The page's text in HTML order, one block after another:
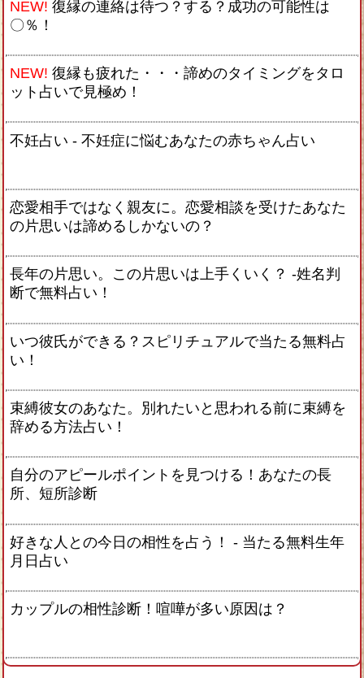
NEW! 復縁の連絡は待つ？する？成功の可能性は
〇％！
NEW! 復縁も疲れた・・・諦めのタイミングをタロ
ット占いで見極め！
不妊占い - 不妊症に悩むあなたの赤ちゃん占い
恋愛相手ではなく親友に。恋愛相談を受けたあなた
の片思いは諦めるしかないの？
長年の片思い。この片思いは上手くいく？ -姓名判
断で無料占い！
いつ彼氏ができる？スピリチュアルで当たる無料占
い！
束縛彼女のあなた。別れたいと思われる前に束縛を
辞める方法占い！
自分のアピールポイントを見つける！あなたの長
所、短所診断
好きな人との今日の相性を占う！ ‐ 当たる無料生年
月日占い
カップルの相性診断！喧嘩が多い原因は？